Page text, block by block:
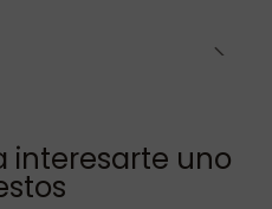
interesarte uno